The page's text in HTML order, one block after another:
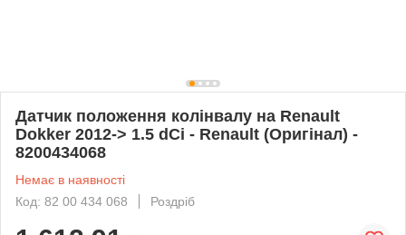
Датчик положення колінвалу на Renault
Dokker 2012-> 1.5 dCi - Renault (Оригінал) -
8200434068
Немає в наявності
Код: 82 00 434 068
Роздріб